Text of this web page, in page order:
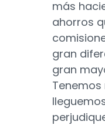
más
ahorros
gran
gran